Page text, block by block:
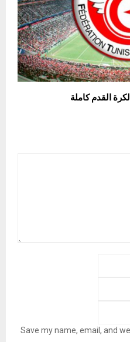
القدم كاملة
Save my name, email, and